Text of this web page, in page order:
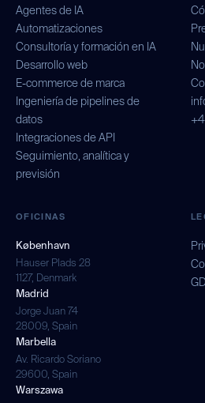
Agentes de IA
Automatizaciones
Consultoría y formación en IA
Desarrollo web
E-commerce de marca
Ingeniería de pipelines de
datos
Integraciones de API
Seguimiento, analítica y
previsión
OFICINAS
København
Hauser Plads 28
1127, Denmark
Madrid
Jorge Juan 74
28009, Spain
Marbella
Av. Ricardo Soriano
29600, Spain
Warszawa